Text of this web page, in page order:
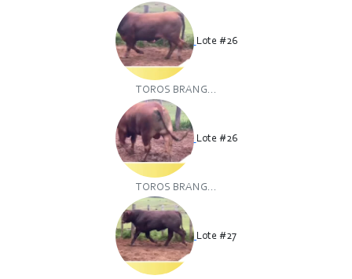
Lote #26
TOROS BRANG...
Lote #26
TOROS BRANG...
Lote #27